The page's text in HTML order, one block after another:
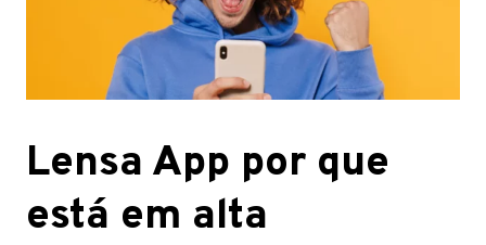
Lensa App por que
está em alta